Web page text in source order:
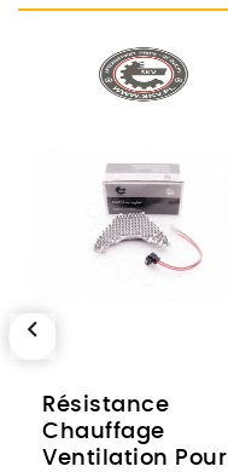
Résistance
Chauffage
Ventilation Pour
chevron_left